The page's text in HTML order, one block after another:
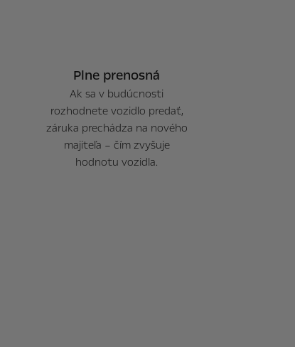
Plne prenosná
Ak sa v budúcnosti
rozhodnete vozidlo predať,
záruka prechádza na nového
majiteľa – čím zvyšuje
hodnotu vozidla.